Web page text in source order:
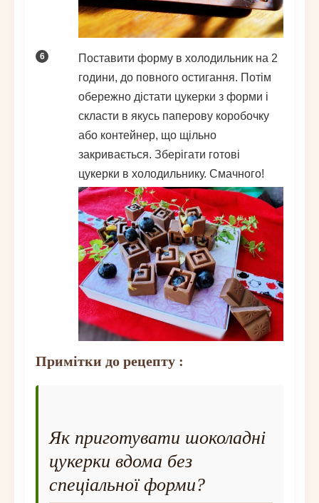
Поставити форму в холодильник на 2
години, до повного остигання. Потім
обережно дістати цукерки з форми і
скласти в якусь паперову коробочку
або контейнер, що щільно
закривається. Зберігати готові
цукерки в холодильнику. Смачного!
Примітки до рецепту :
Як приготувати шоколадні
цукерки вдома без
спеціальної форми?